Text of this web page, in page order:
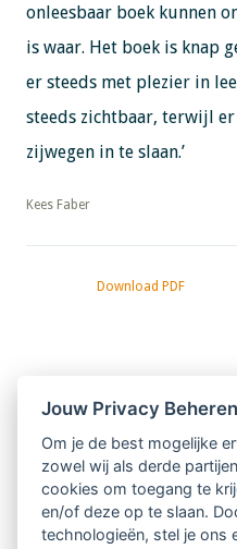
onleesbaar boek kunnen
is waar. Het boek is knap
er steeds met plezier in
steeds zichtbaar, terwijl
zijwegen in te slaan.’
​​​​​​​Kees Faber
Download PDF
Nieuwsbrief
Ontvang 10 x per jaar
relatienieuwsbrief met
Jouw Privacy Beheren
Om je de best mogelijke
zowel wij als derde
cookies om toegang te
en/of deze op te slaan.
technologieën, stel je ons